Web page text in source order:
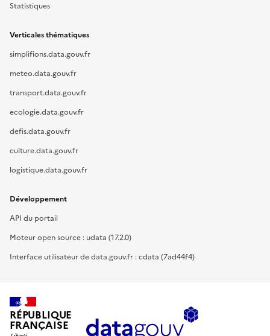
Statistiques
Verticales thématiques
simplifions.data.gouv.fr
meteo.data.gouv.fr
transport.data.gouv.fr
ecologie.data.gouv.fr
defis.data.gouv.fr
culture.data.gouv.fr
logistique.data.gouv.fr
Développement
API du portail
Moteur open source : udata (17.2.0)
Interface utilisateur de data.gouv.fr : cdata (7ad44f4)
RÉPUBLIQUE
FRANÇAISE